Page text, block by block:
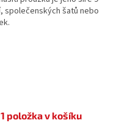
společenských šatů nebo
položka v košíku